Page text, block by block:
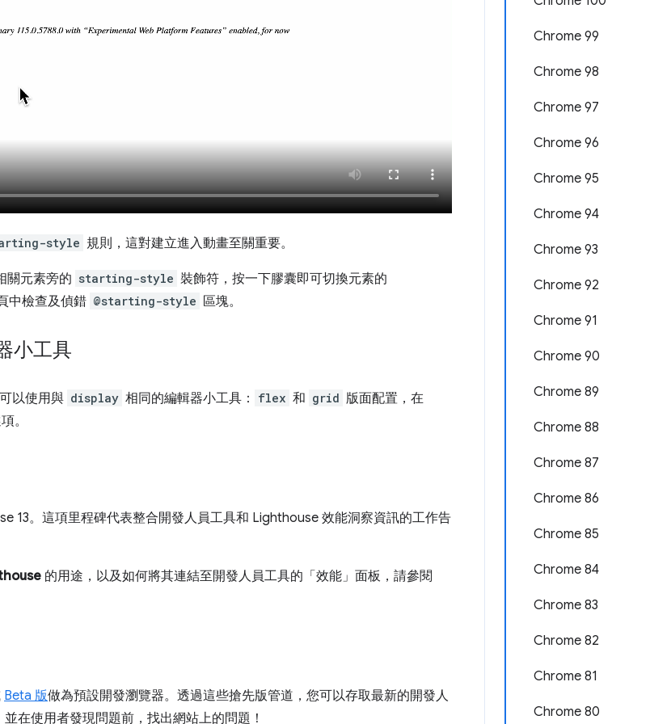
Chrome 99
Chrome 98
Chrome 97
Chrome 96
Chrome 95
Chrome 94
Chrome 93
Chrome 92
Chrome 91
Chrome 90
Chrome 89
Chrome 88
Chrome 87
Chrome 86
Chrome 85
Chrome 84
Chrome 83
Chrome 82
Chrome 81
Chrome 80
style 規則，這對建立進入動畫至關重要。
關元素旁的 starting-style 裝飾符，按一下膠囊即可切換元素的
中檢查及偵錯 @starting-style 區塊。
小工具
以使用與 display 相同的編輯器小工具： flex 和 grid 版面配置，在
。
13。這項里程碑代表整合開發人員工具和 Lighthouse 效能洞察資訊的工作告
的用途，以及如何將其連結至開發人員工具的「效能」面板，請參閱
Beta 版做為預設開發瀏覽器。透過這些搶先版管道，您可以存取最新的開發人
在使用者發現問題前，找出網站上的問題！